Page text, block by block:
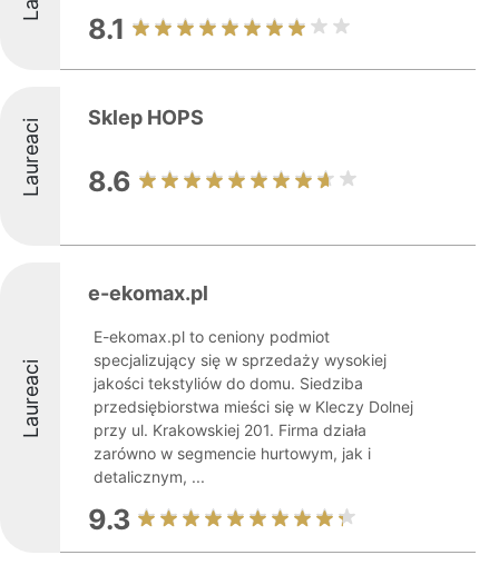
8.1
Laureaci Sklep HOPS
8.6
Laureaci
e-ekomax.pl
E-ekomax.pl to ceniony podmiot
specjalizujący się w sprzedaży wysokiej
jakości tekstyliów do domu. Siedziba
przedsiębiorstwa mieści się w Kleczy Dolnej
przy ul. Krakowskiej 201. Firma działa
zarówno w segmencie hurtowym, jak i
detalicznym, ...
9.3